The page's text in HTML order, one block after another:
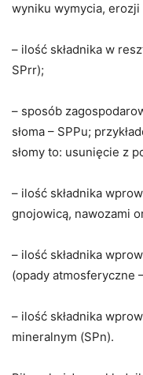
wyniku wymycia, erozji
– ilość składnika w
SPrr);
– sposób
słoma – SPPu;
słomy to: usunięcie z
– ilość składnika
gnojowicą, nawozami
– ilość składnika
(opady atmosferyczne
– ilość składnika
mineralnym (SPn).